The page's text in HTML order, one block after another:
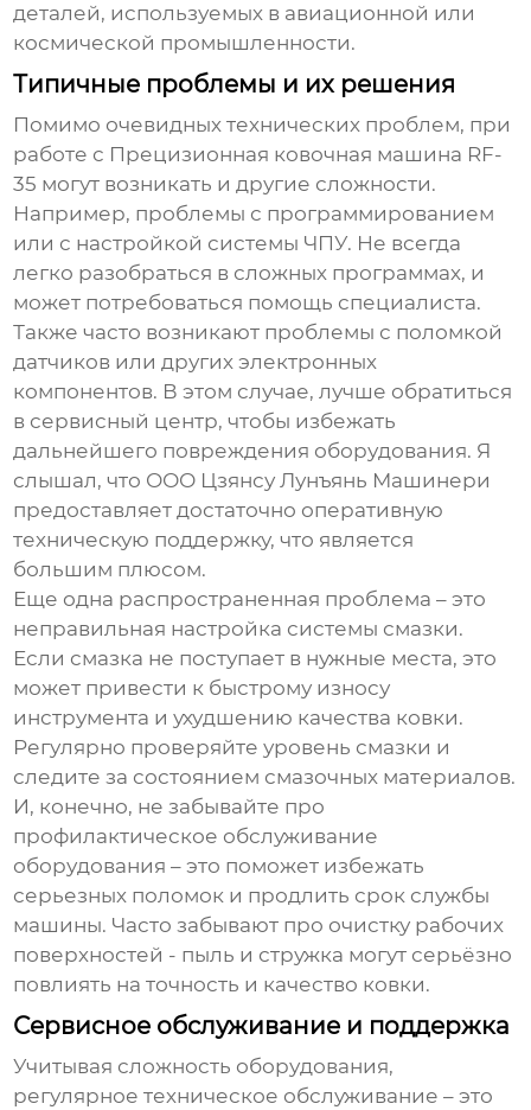
деталей, используемых в авиационной или
космической промышленности.
Типичные проблемы и их решения
Помимо очевидных технических проблем, при
работе с Прецизионная ковочная машина RF-
35 могут возникать и другие сложности.
Например, проблемы с программированием
или с настройкой системы ЧПУ. Не всегда
легко разобраться в сложных программах, и
может потребоваться помощь специалиста.
Также часто возникают проблемы с поломкой
датчиков или других электронных
компонентов. В этом случае, лучше обратиться
в сервисный центр, чтобы избежать
дальнейшего повреждения оборудования. Я
слышал, что ООО Цзянсу Лунъянь Машинери
предоставляет достаточно оперативную
техническую поддержку, что является
большим плюсом.
Еще одна распространенная проблема – это
неправильная настройка системы смазки.
Если смазка не поступает в нужные места, это
может привести к быстрому износу
инструмента и ухудшению качества ковки.
Регулярно проверяйте уровень смазки и
следите за состоянием смазочных материалов.
И, конечно, не забывайте про
профилактическое обслуживание
оборудования – это поможет избежать
серьезных поломок и продлить срок службы
машины. Часто забывают про очистку рабочих
поверхностей - пыль и стружка могут серьёзно
повлиять на точность и качество ковки.
Сервисное обслуживание и поддержка
Учитывая сложность оборудования,
регулярное техническое обслуживание – это